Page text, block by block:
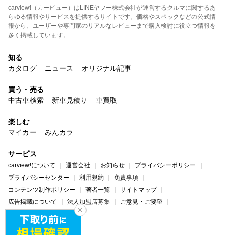
carview!（カービュー）はLINEヤフー株式会社が運営するクルマに関するあ
らゆる情報やサービスを提供するサイトです。価格やスペックなどの公式情
報から、ユーザーや専門家のリアルなレビューまで購入検討に役立つ情報を
多く掲載しています。
知る
カタログ
ニュース オリジナル記事
買う・売る
中古車検索
新車見積り 車買取
楽しむ
マイカー
みんカラ
サービス
carview!について 運営会社 お知らせ
プライバシーポリシー
プライバシーセンター
利用規約
免責事項
コンテンツ制作ポリシー
著者一覧
サイトマップ
広告掲載について
法人加盟店募集
ご意見・ご要望
ヘルプ・お問い合わせ